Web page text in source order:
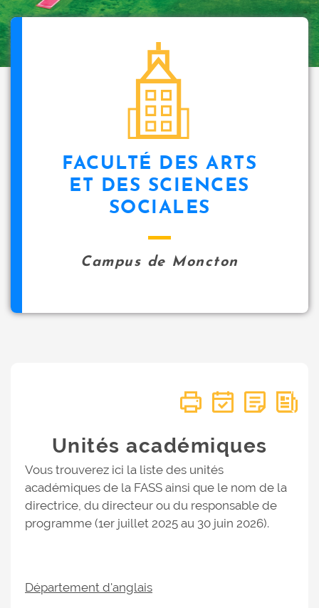
FACULTÉ DES ARTS
ET DES SCIENCES
SOCIALES
Campus de Moncton
Unités académiques
Vous trouverez ici la liste des unités
académiques de la FASS ainsi que le nom de la
directrice, du directeur ou du responsable de
programme (1er juillet 2025 au 30 juin 2026).
Département d'anglais